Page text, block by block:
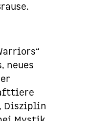
neues
Disziplin